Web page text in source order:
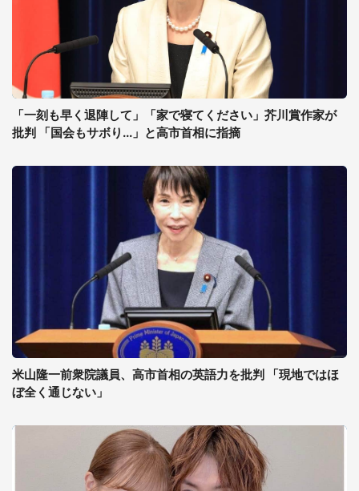
「一刻も早く退陣して」「家で寝てください」芥川賞作家が
批判 「国会もサボり...」と高市首相に指摘
米山隆一前衆院議員、高市首相の英語力を批判 「現地ではほ
ぼ全く通じない」